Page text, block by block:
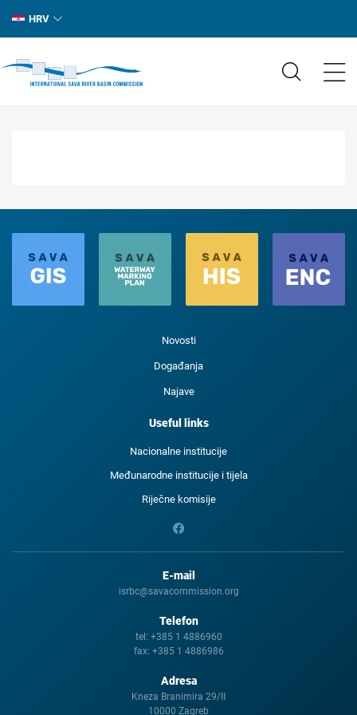
HRV
Novosti
Događanja
Najave
Useful links
Nacionalne institucije
Međunarodne institucije i tijela
Riječne komisije
E-mail
isrbc@savacommission.org
Telefon
tel: +385 1 4886960
fax: +385 1 4886986
Adresa
Kneza Branimira 29/II
10000 Zagreb